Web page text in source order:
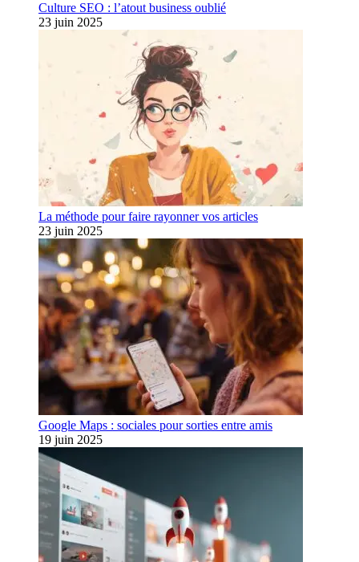
Culture SEO : l’atout business oublié
23 juin 2025
La méthode pour faire rayonner vos articles
23 juin 2025
Google Maps : sociales pour sorties entre amis
19 juin 2025